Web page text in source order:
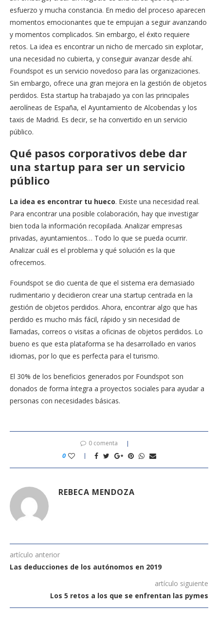
esfuerzo y mucha constancia. En medio del proceso aparecen
momentos emocionantes que te empujan a seguir avanzando
y momentos complicados. Sin embargo, el éxito requiere
retos. La idea es encontrar un nicho de mercado sin explotar,
una necesidad no cubierta, y conseguir avanzar desde ahí.
Foundspot es un servicio novedoso para las organizaciones.
Sin embargo, ofrece una gran mejora en la gestión de objetos
perdidos. Esta startup ha trabajado ya con las principales
aerolíneas de España, el Ayuntamiento de Alcobendas y los
taxis de Madrid. Es decir, se ha convertido en un servicio
público.
Qué pasos corporativos debe dar
una startup para ser un servicio
público
La idea es encontrar tu hueco. Existe una necesidad real.
Para encontrar una posible colaboración, hay que investigar
bien toda la información recopilada. Analizar empresas
privadas, ayuntamientos… Todo lo que se pueda ocurrir.
Analizar cuál es el problema y qué solución es la que
ofrecemos.
Foundspot se dio cuenta de que el sistema era demasiado
rudimentario y decidieron crear una startup centrada en la
gestión de objetos perdidos. Ahora, encontrar algo que has
perdido es mucho más fácil, rápido y sin necesidad de
llamadas, correos o visitas a oficinas de objetos perdidos. Lo
bueno es que esta plataforma se ha desarrollado en varios
idiomas, por lo que es perfecta para el turismo.
El 30% de los beneficios generados por Foundspot son
donados de forma íntegra a proyectos sociales para ayudar a
personas con necesidades básicas.
0 comenta
0
REBECA MENDOZA
artículo anterior
Las deducciones de los autónomos en 2019
artículo siguiente
Los 5 retos a los que se enfrentan las pymes